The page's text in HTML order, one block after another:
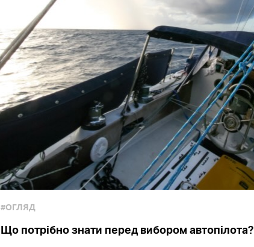
#ОГЛЯД
Що потрібно знати перед вибором автопілота?